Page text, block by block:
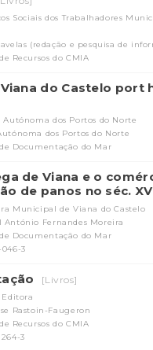
Sociais dos Trabalhadores
(redação e pesquisa de
Recursos do CMIA
Viana do Castelo port
dos Portos do Norte
dos Portos do Norte
Documentação do Mar
de Viana e o
de panos no séc.
Municipal de Viana do Castelo
António Fernandes Moreira
Documentação do Mar
046-3
[Livros]
Rastoin-Faugeron
Recursos do CMIA
3